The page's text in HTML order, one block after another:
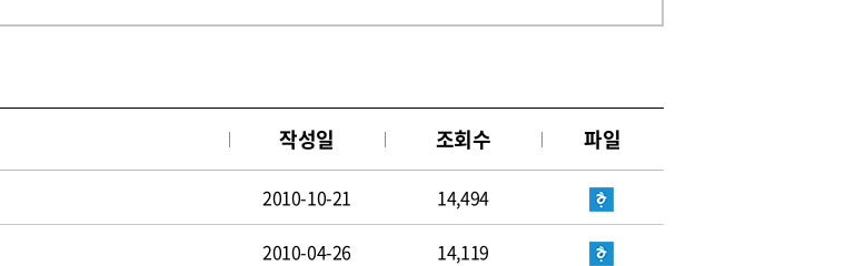
작성일 조회수 파일
2010-10-21 14,494
2010-04-26 14,119